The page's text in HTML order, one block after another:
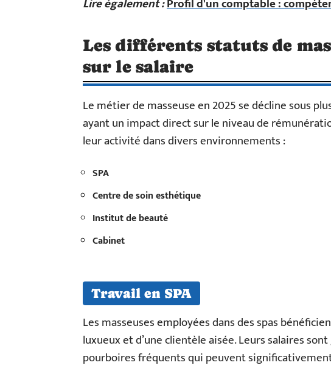
Lire également :Profil d'un comptable :
Les différents statuts de
sur le salaire
Le métier de masseuse en 2025 se décline sous
ayant un impact direct sur le niveau de
leur activité dans divers environnements :
SPA
Centre de soin esthétique
Institut de beauté
Cabinet
Travail en SPA
Les masseuses employées dans des spas
luxueux et d’une clientèle aisée. Leurs salaires
pourboires fréquents qui peuvent